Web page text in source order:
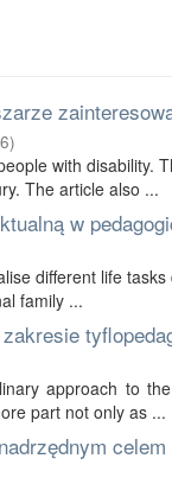
)
with disability.
The article also ...
w
different life
family ...
approach to
part not only as ...